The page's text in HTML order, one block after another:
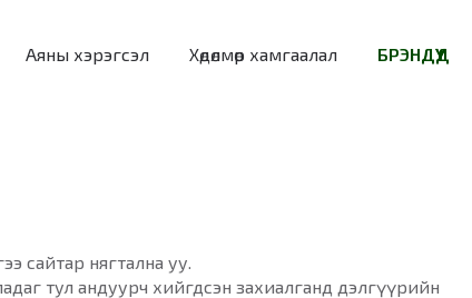
Аяны хэрэгсэл Хөдөлмөр хамгаалал БРЭНДҮҮД
сайтар нягтална уу.
тул андуурч хийгдсэн захиалганд дэлгүүрийн